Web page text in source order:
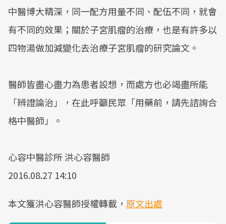
中醫博大精深，同一配方用量不同、配伍不同，就會
有不同的效果；關於子宮肌瘤的治療，也是有許多以
四物湯做加減變化去治療子宮肌瘤的研究論文。
醫師皆盡心盡力為患者設想，而處方也必竭盡所能
「辨證論治」，在此呼籲民眾「用藥前，請先諮詢合
格中醫師」。
心容中醫診所 洪心容醫師
2016.08.27 14:10
本文獲洪心容醫師授權轉載， 原文出處